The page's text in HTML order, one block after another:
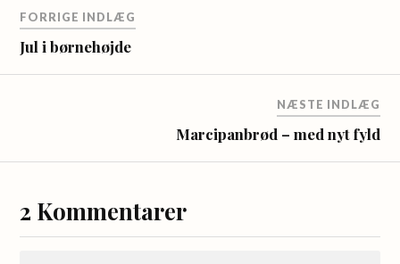
FORRIGE INDLÆG
Jul i børnehøjde
NÆSTE INDLÆG
Marcipanbrød – med nyt fyld
2 Kommentarer